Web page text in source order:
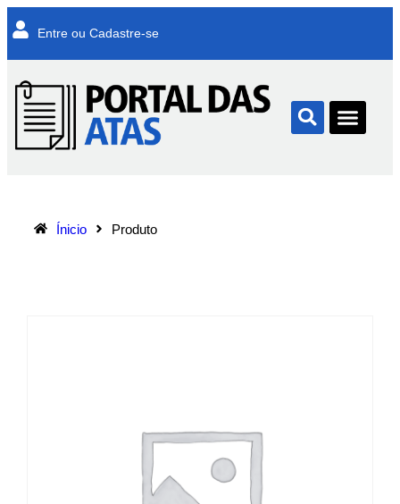
Entre ou Cadastre-se
Ínicio Produto